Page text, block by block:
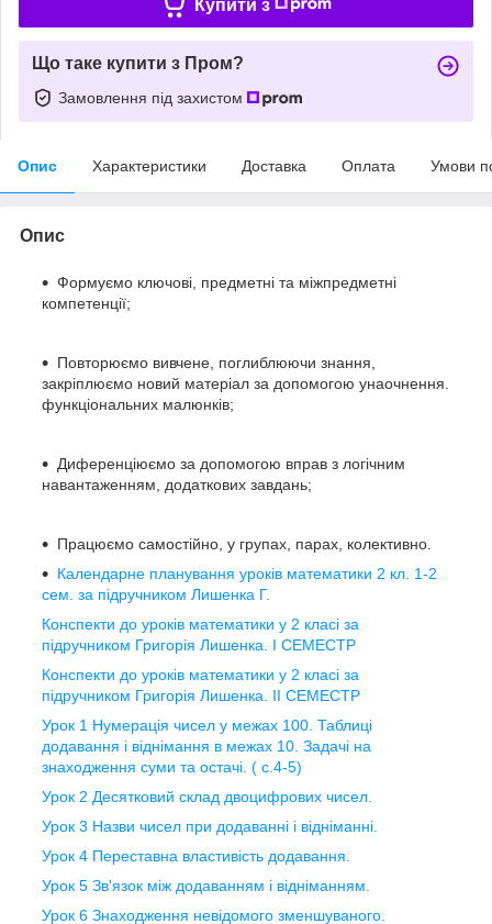
Купити з
Що таке купити з Пром?
Замовлення під захистом
Опис Характеристики Доставка Оплата Умови
Опис
Формуємо ключові, предметні та міжпредметні
компетенції;
Повторюємо вивчене, поглиблюючи знання,
закріплюємо новий матеріал за допомогою унаочнення.
функціональних малюнків;
Диференціюємо за допомогою вправ з логічним
навантаженням, додаткових завдань;
Працюємо самостійно, у групах, парах, колективно.
Календарне планування уроків математики 2 кл. 1-2
сем. за підручником Лишенка Г.
Конспекти до уроків математики у 2 класі за
підручником Григорія Лишенка. І СЕМЕСТР
Конспекти до уроків математики у 2 класі за
підручником Григорія Лишенка. ІІ СЕМЕСТР
Урок 1 Нумерація чисел у межах 100. Таблиці
додавання і віднімання в межах 10. Задачі на
знаходження суми та остачі. ( с.4-5)
Урок 2 Десятковий склад двоцифрових чисел.
Урок 3 Назви чисел при додаванні і відніманні.
Урок 4 Переставна властивість додавання.
Урок 5 Зв'язок між додаванням і відніманням.
Урок 6 Знаходження невідомого зменшуваного.